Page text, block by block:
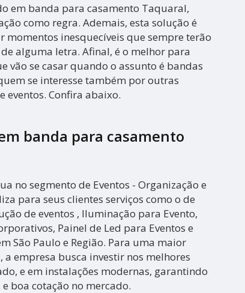
em banda para casamento Taquaral,
como regra. Ademais, esta solução é
momentos inesquecíveis que sempre terão
alguma letra. Afinal, é o melhor para
vão se casar quando o assunto é bandas
se interesse também por outras
eventos. Confira abaixo.
banda para casamento
no segmento de Eventos - Organização e
para seus clientes serviços como o de
de eventos , Iluminação para Evento,
Painel de Led para Eventos e
São Paulo e Região. Para uma maior
a empresa busca investir nos melhores
e em instalações modernas, garantindo
boa cotação no mercado.